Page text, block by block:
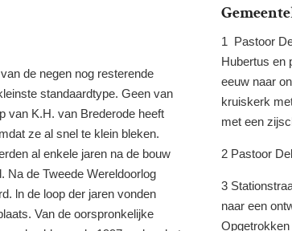
de negen nog resterende
standaardtype. Geen van
van K.H. van Brederode heeft
ze al snel te klein bleken.
al enkele jaren na de bouw
Na de Tweede Wereldoorlog
ln de loop der jaren vonden
Van de oorspronkelijke
1 Pastoor
Hubertusen
eeuw naar
kruiskerk
met een
2 Pastoor
3
naar een
Opgetrokken